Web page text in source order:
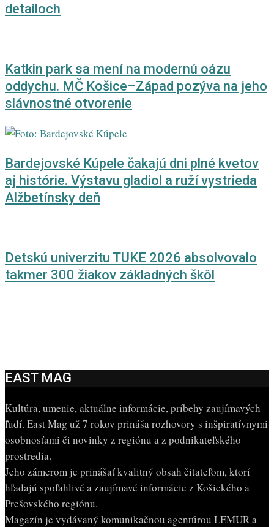
detailoch
Katkin park sa mení na modernú oázu
oddychu. MČ Košice–Západ pozýva na jeho
slávnostné otvorenie
Bardejovské Kúpele čakajú dni plné kvetov
aj histórie. Výstavu gladiol a ruží vystrieda
Alžbetínsky deň
Detskú univerzitu TUKE 2026 absolvovalo
takmer 300 žiakov základných škôl
EAST MAG
Kultúra, umenie, aktuálne informácie, príbehy zaujímavých
ľudí. East Mag už 7 rokov prináša rozhovory s inšpiratívnymi
osobnosťami či novinky z regiónu a z podnikateľského
prostredia.
Jeho zámerom je prinášať kvalitný obsah čitateľom, ktorí
hľadajú spoľahlivé a zaujímavé informácie z Košického a
Prešovského regiónu.
Magazín je vydávaný komunikačnou agentúrou LEMUR a